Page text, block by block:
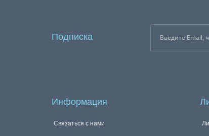
Подписка
Информация
Связаться с нами